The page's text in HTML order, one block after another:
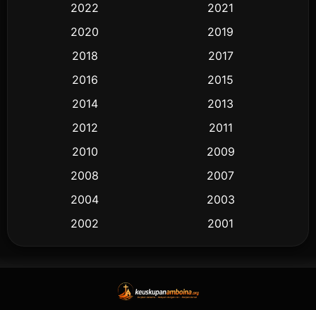
2022
2021
2020
2019
2018
2017
2016
2015
2014
2013
2012
2011
2010
2009
2008
2007
2004
2003
2002
2001
2000
1997